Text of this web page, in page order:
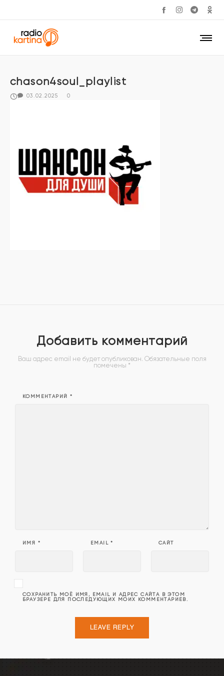
chason4soul_playlist
03.02.2025 0
Добавить комментарий
Ваш адрес email не будет опубликован. Обязательные поля
помечены *
КОММЕНТАРИЙ *
ИМЯ * EMAIL* САЙТ
СОХРАНИТЬ МОЁ ИМЯ, EMAIL И АДРЕС САЙТА В ЭТОМ
БРАУЗЕРЕ ДЛЯ ПОСЛЕДУЮЩИХ МОИХ КОММЕНТАРИЕВ.